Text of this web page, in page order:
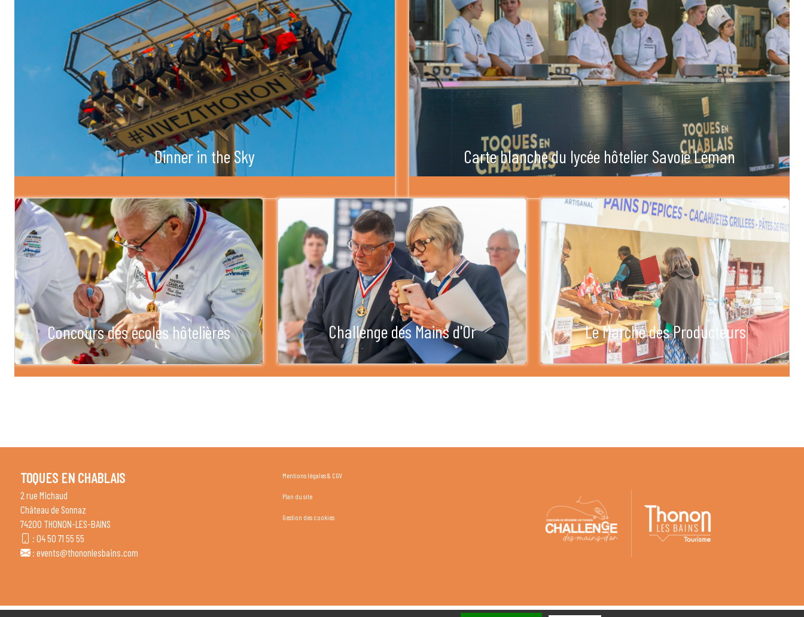
Dinner in the Sky Carte blanche du lycée hôtelier Savoie Léman
Concours des écoles hôtelières Challenge des Mains d'Or Le Marché des Producteurs
TOQUES EN CHABLAIS
2 rue Michaud
Château de Sonnaz
74200 THONON-LES-BAINS
: 04 50 71 55 55
: events@thononlesbains.com
Mentions légales & CGV
Plan du site
Gestion des cookies